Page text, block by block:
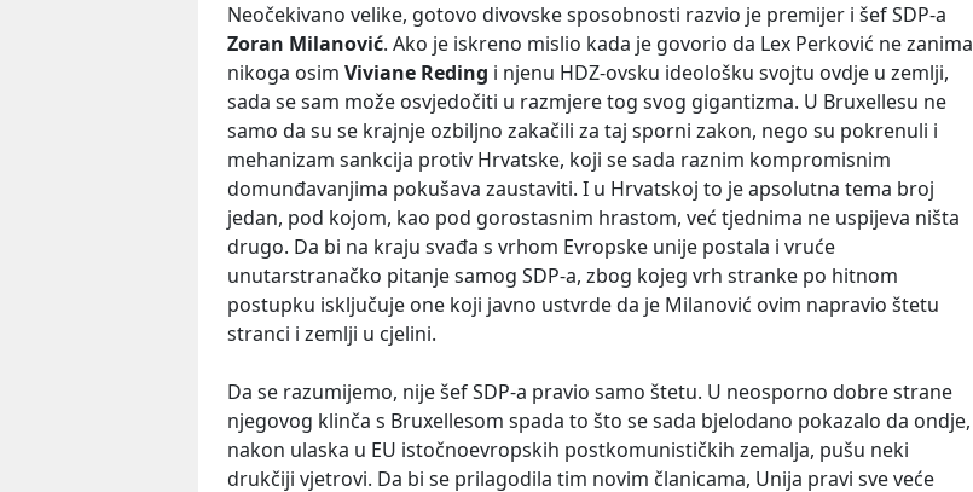
Neočekivano velike, gotovo divovske sposobnosti razvio je premijer i šef SDP-a
Zoran Milanović. Ako je iskreno mislio kada je govorio da Lex Perković ne zanima
nikoga osim Viviane Reding i njenu HDZ-ovsku ideološku svojtu ovdje u zemlji,
sada se sam može osvjedočiti u razmjere tog svog gigantizma. U Bruxellesu ne
samo da su se krajnje ozbiljno zakačili za taj sporni zakon, nego su pokrenuli i
mehanizam sankcija protiv Hrvatske, koji se sada raznim kompromisnim
domunđavanjima pokušava zaustaviti. I u Hrvatskoj to je apsolutna tema broj
jedan, pod kojom, kao pod gorostasnim hrastom, već tjednima ne uspijeva ništa
drugo. Da bi na kraju svađa s vrhom Evropske unije postala i vruće
unutarstranačko pitanje samog SDP-a, zbog kojeg vrh stranke po hitnom
postupku isključuje one koji javno ustvrde da je Milanović ovim napravio štetu
stranci i zemlji u cjelini.
Da se razumijemo, nije šef SDP-a pravio samo štetu. U neosporno dobre strane
njegovog klinča s Bruxellesom spada to što se sada bjelodano pokazalo da ondje,
nakon ulaska u EU istočnoevropskih postkomunističkih zemalja, pušu neki
drukčiji vjetrovi. Da bi se prilagodila tim novim članicama, Unija pravi sve veće